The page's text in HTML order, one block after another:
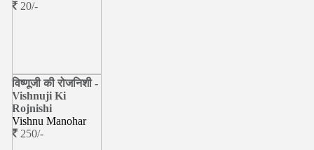
20/-
विष्णूजी की रोजनिशी -
Vishnuji Ki
Rojnishi
Vishnu Manohar
250/-